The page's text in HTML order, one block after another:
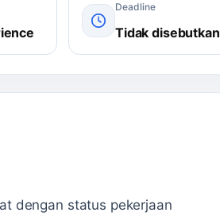
Deadline
Tidak disebutkan
dengan status pekerjaan